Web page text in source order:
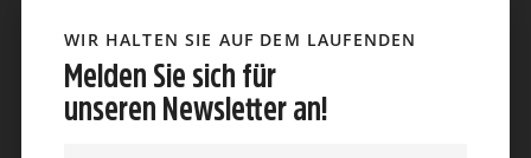
WIR HALTEN SIE AUF DEM LAUFENDEN
Melden Sie sich für
unseren Newsletter an!